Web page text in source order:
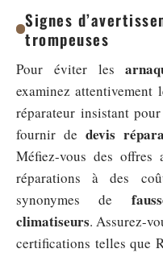
Signes
trompeuses
Pour éviter les
examinez attentivement
réparateur insistant
fournir de devis
Méfiez-vous des offres
réparations à des
synonymes de
climatiseurs. Assurez-
certifications telles que